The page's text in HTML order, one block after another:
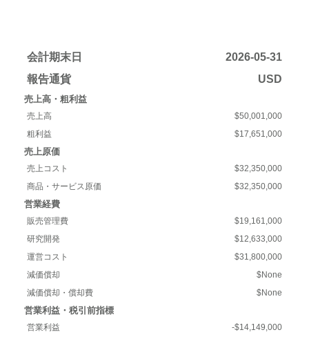
会計期末日
2026-05-31
報告通貨
USD
売上高・粗利益
売上高
$50,001,000
粗利益
$17,651,000
売上原価
売上コスト
$32,350,000
商品・サービス原価
$32,350,000
営業経費
販売管理費
$19,161,000
研究開発
$12,633,000
運営コスト
$31,800,000
減価償却
$None
減価償却・償却費
$None
営業利益・税引前指標
営業利益
-$14,149,000